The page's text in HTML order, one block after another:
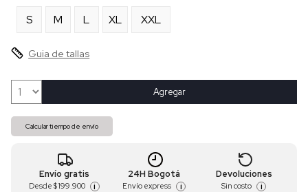
S
M L XL XXL
Guia de tallas
Agregar
Calcular tiempo de envío
Envío gratis
Desde $ 199.900 i
24H Bogotá
Envío express i
Devoluciones
Sin costo i